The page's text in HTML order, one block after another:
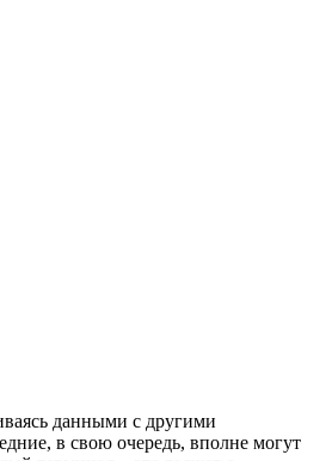
данными с другими
в свою очередь, вполне могут